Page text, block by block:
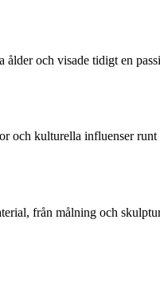
ålder och visade tidigt en
och kulturella influenser
från målning och